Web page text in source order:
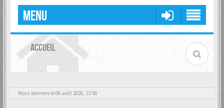
MENU
ACCUEIL
Nous sommes le 06 août 2026, 23:56